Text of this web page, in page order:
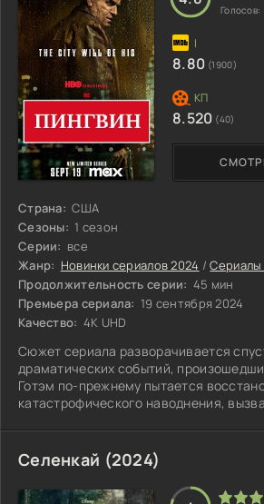
Страна: США
Сезоны: 1 сезон
Серии: все
Жанр: Новинки сериалов 2024 /Сериалы
Продолжительность серии: 45 мин
Премьера сериала: 19 сентября 2024
Качество: 4K UHD
Сюжет сериала разворачивается
драматических событий,
Готэм по-прежнему пытается
катастрофического наводнения,
Голосов:
8.80 (1900)
8.520 (40)
Селенкай (2024)